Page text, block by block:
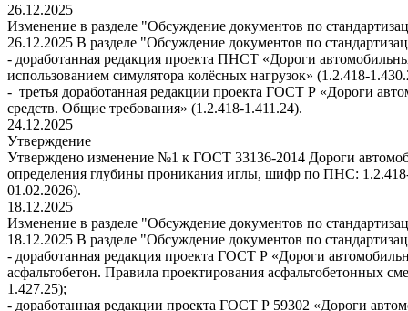
26.12.2025
Изменение в разделе "Обсуждение документов по
26.12.2025 В разделе "Обсуждение документов по
- доработанная редакция проекта ПНСТ «Дороги
использованием симулятора колёсных нагрузок» (1.2.418-
- третья доработанная редакции проекта ГОСТ Р «Дороги
средств. Общие требования» (1.2.418-1.411.24).
24.12.2025
Утверждение
Утверждено изменение №1 к ГОСТ 33136-2014 Дороги
определения глубины проникания иглы, шифр по ПНС:
01.02.2026).
18.12.2025
Изменение в разделе "Обсуждение документов по
18.12.2025 В разделе "Обсуждение документов по
- доработанная редакция проекта ГОСТ Р «Дороги
асфальтобетон. Правила проектирования асфальтобетонных
1.427.25);
- доработанная редакции проекта ГОСТ Р 59302 «Дороги